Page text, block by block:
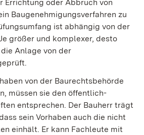
Errichtung oder Abbruch von
Baugenehmigungsverfahren zu
ist abhängig von der
größer und komplexer, desto
Anlage von der
von der Baurechtsbehörde
müssen sie den öffentlich-
entsprechen. Der Bauherr trägt
sein Vorhaben auch die nicht
einhält. Er kann Fachleute mit